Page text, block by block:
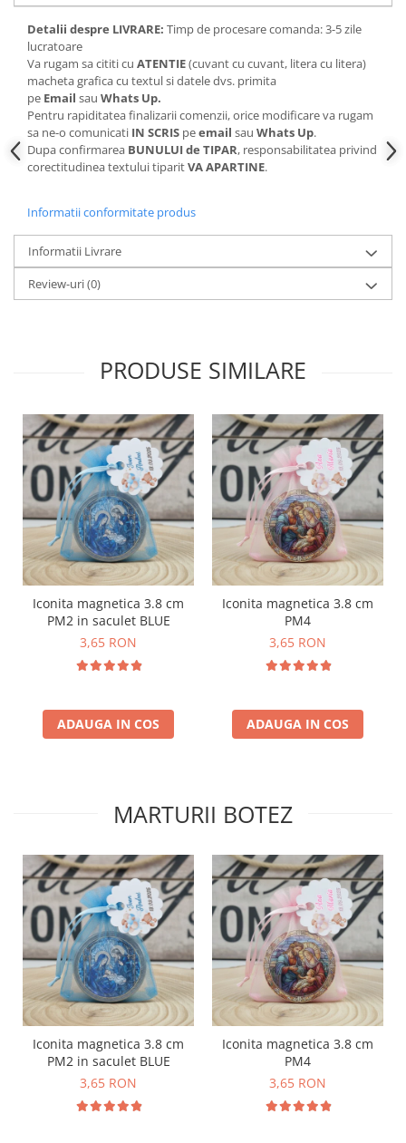
Detalii despre LIVRARE: Timp de procesare comanda: 3-5 zile
lucratoare
Va rugam sa cititi cu ATENTIE(cuvant cu cuvant, litera cu litera)
macheta grafica cu textul si datele dvs. primita
pe Email sau Whats Up.
Pentru rapiditatea finalizarii comenzii, orice modificare va rugam
sa ne-o comunicati IN SCRIS peemail sau Whats Up.
Dupa confirmarea BUNULUI de TIPAR, responsabilitatea privind
corectitudinea textului tiparitVA APARTINE.
Informatii conformitate produs
Informatii Livrare
Review-uri(0)
PRODUSE SIMILARE
Iconita magnetica 3.8 cm
PM2 in saculet BLUE
3,65 RON
ADAUGA IN COS
Iconita magnetica 3.8 cm
PM4
3,65 RON
ADAUGA IN COS
MARTURII BOTEZ
Iconita magnetica 3.8 cm
PM2 in saculet BLUE
3,65 RON
Iconita magnetica 3.8 cm
PM4
3,65 RON